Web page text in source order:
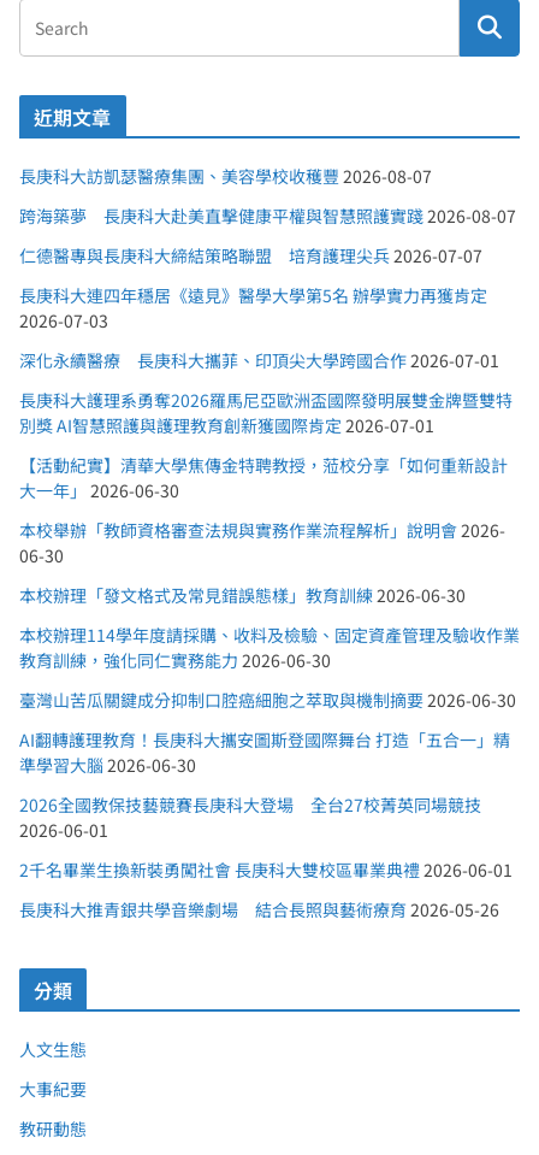
近期文章
長庚科大訪凱瑟醫療集團、美容學校收穫豐 2026-08-07
跨海築夢 長庚科大赴美直擊健康平權與智慧照護實踐2026-08-07
仁德醫專與長庚科大締結策略聯盟 培育護理尖兵2026-07-07
長庚科大連四年穩居《遠見》醫學大學第5名 辦學實力再獲肯定
2026-07-03
深化永續醫療 長庚科大攜菲、印頂尖大學跨國合作2026-07-01
長庚科大護理系勇奪2026羅馬尼亞歐洲盃國際發明展雙金牌暨雙特
別獎 AI智慧照護與護理教育創新獲國際肯定 2026-07-01
【活動紀實】清華大學焦傳金特聘教授，蒞校分享「如何重新設計
大一年」 2026-06-30
本校舉辦「教師資格審查法規與實務作業流程解析」說明會2026-
06-30
本校辦理「發文格式及常見錯誤態樣」教育訓練2026-06-30
本校辦理114學年度請採購、收料及檢驗、固定資產管理及驗收作業
教育訓練，強化同仁實務能力 2026-06-30
臺灣山苦瓜關鍵成分抑制口腔癌細胞之萃取與機制摘要2026-06-30
AI翻轉護理教育！長庚科大攜安圖斯登國際舞台 打造「五合一」精
準學習大腦 2026-06-30
2026全國教保技藝競賽長庚科大登場 全台27校菁英同場競技
2026-06-01
2千名畢業生換新裝勇闖社會 長庚科大雙校區畢業典禮2026-06-01
長庚科大推青銀共學音樂劇場 結合長照與藝術療育 2026-05-26
分類
人文生態
大事紀要
教研動態